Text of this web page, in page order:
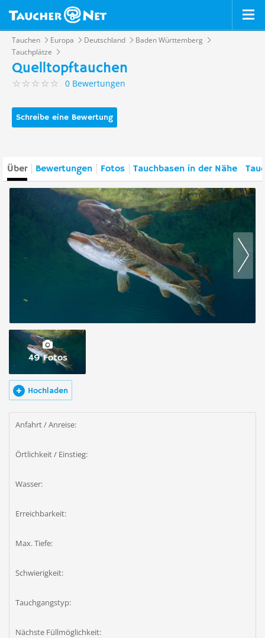
Tauchen Europa Deutschland
Baden Württemberg
Tauchplätze
Quelltopftauchen
0 Bewertungen
Schreibe eine Bewertung
Über Bewertungen Fotos Tauchbasen in der Nähe
49 Fotos
Hochladen
Anfahrt / Anreise:
Örtlichkeit / Einstieg:
Wasser:
Erreichbarkeit:
Max. Tiefe:
Schwierigkeit:
Tauchgangstyp:
Nächste Füllmöglichkeit: